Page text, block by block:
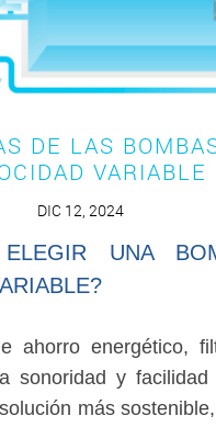
DE LAS
VARIABLE
DIC 12, 2024
UNA
ahorro energético,
sonoridad y
más